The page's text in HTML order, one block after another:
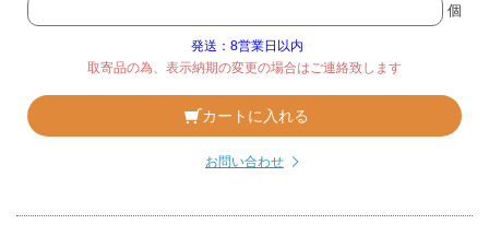
個
発送：8営業日以内
取寄品の為、表示納期の変更の場合はご連絡致します
カートに入れる
お問い合わせ